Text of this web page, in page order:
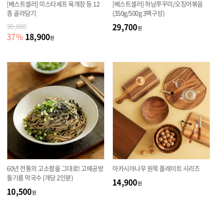
[베스트셀러] 미스타셰프 육개장 등 12
종 골라담기
30,000
37% 18,900원
[베스트셀러] 하남쭈꾸미/오징어볶음
(350g/500g 3팩구성)
29,700원
60년 전통의 고소함을 그대로! 고메공방
들기름 막국수 (개당 2인분)
10,500원
아카시아나무 원목 플레이트 시리즈
14,900원